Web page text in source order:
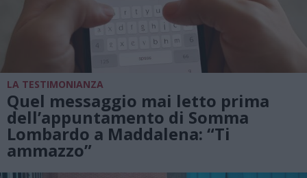
LA TESTIMONIANZA
Quel messaggio mai letto prima
dell’appuntamento di Somma
Lombardo a Maddalena: “Ti
ammazzo”